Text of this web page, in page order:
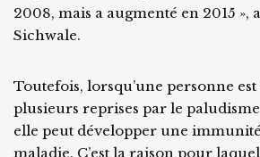
2008, mais a augmenté en 2015 »,
Sichwale.
Toutefois, lorsqu’une personne est
plusieurs reprises par le
elle peut développer une
maladie. C’est la raison pour